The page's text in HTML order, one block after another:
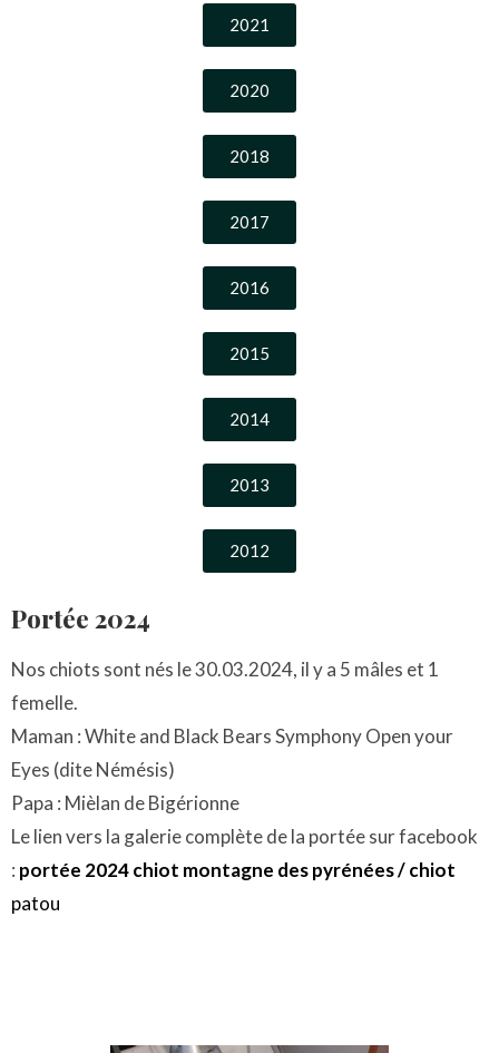
2021
2020
2018
2017
2016
2015
2014
2013
2012
Portée 2024
Nos chiots sont nés le 30.03.2024, il y a 5 mâles et 1
femelle.
Maman : White and Black Bears Symphony Open your
Eyes (dite Némésis)
Papa : Mièlan de Bigérionne
Le lien vers la galerie complète de la portée sur facebook
: portée 2024 chiot montagne des pyrénées / chiot
patou